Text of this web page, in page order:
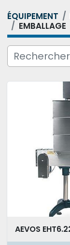
Catégorie
Condition
ÉQUIPEMENT
EMBALLAGE